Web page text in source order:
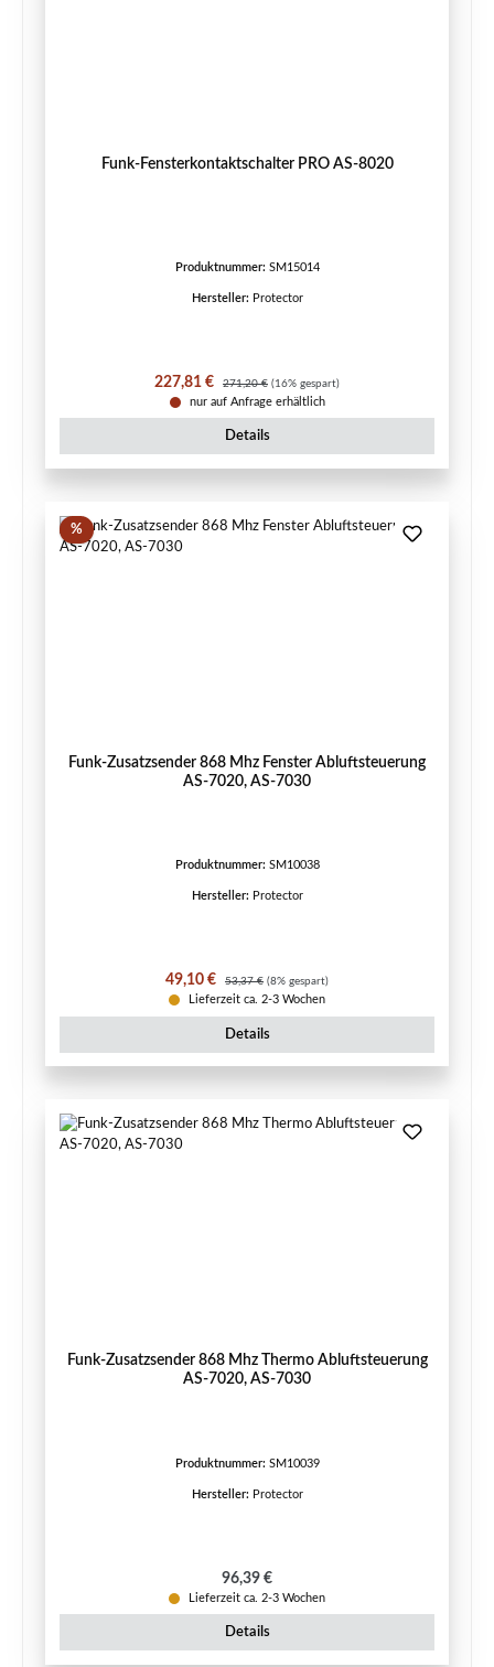
Funk-Fensterkontaktschalter PRO AS-8020
Produktnummer: SM15014
Hersteller: Protector
Verkaufspreis:
227,81 € Regulärer Preis:
271,20 € (16% gespart)
nur auf Anfrage erhältlich
Details
%Rabatt
Funk-Zusatzsender 868 Mhz Fenster Abluftsteuerung
AS-7020, AS-7030
Produktnummer: SM10038
Hersteller: Protector
Verkaufspreis:
49,10 € Regulärer Preis:
53,37 € (8% gespart)
Lieferzeit ca. 2-3 Wochen
Details
Funk-Zusatzsender 868 Mhz Thermo Abluftsteuerung
AS-7020, AS-7030
Produktnummer: SM10039
Hersteller: Protector
Regulärer Preis:
96,39 €
Lieferzeit ca. 2-3 Wochen
Details